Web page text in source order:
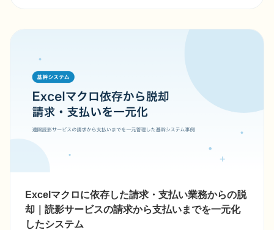
Excelマクロに依存した請求・支払い業務からの脱
却｜読影サービスの請求から支払いまでを一元化
したシステム